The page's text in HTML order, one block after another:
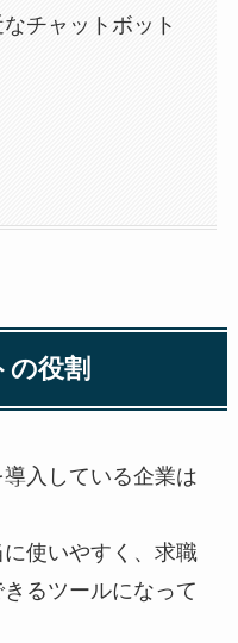
チャットボット
の役割
入している企業は
使いやすく、求職
るツールになって